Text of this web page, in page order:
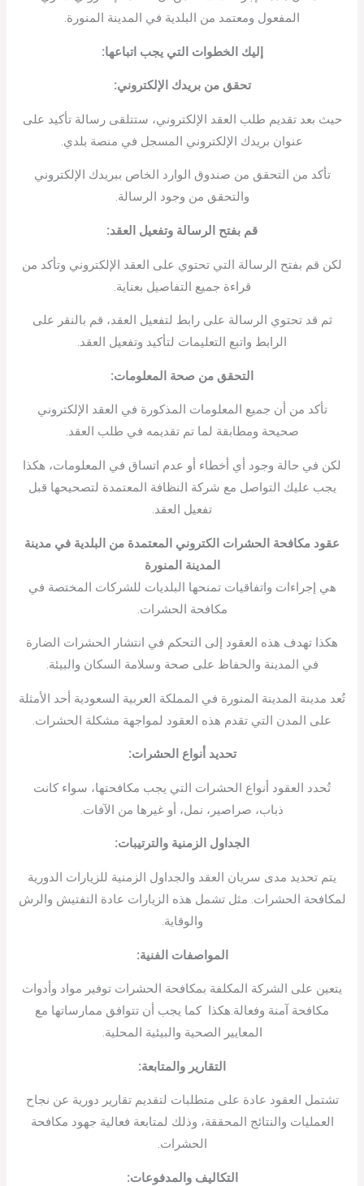
المفعول ومعتمد من البلدية في المدينة المنورة.
إليك الخطوات التي يجب اتباعها:
تحقق من بريدك الإلكتروني:
حيث بعد تقديم طلب العقد الإلكتروني، ستتلقى رسالة تأكيد على
عنوان بريدك الإلكتروني المسجل في منصة بلدي.
تأكد من التحقق من صندوق الوارد الخاص ببريدك الإلكتروني
والتحقق من وجود الرسالة.
قم بفتح الرسالة وتفعيل العقد:
لكن قم بفتح الرسالة التي تحتوي على العقد الإلكتروني وتأكد من
قراءة جميع التفاصيل بعناية.
ثم قد تحتوي الرسالة على رابط لتفعيل العقد، قم بالنقر على
الرابط واتبع التعليمات لتأكيد وتفعيل العقد.
التحقق من صحة المعلومات:
تأكد من أن جميع المعلومات المذكورة في العقد الإلكتروني
صحيحة ومطابقة لما تم تقديمه في طلب العقد.
لكن في حالة وجود أي أخطاء أو عدم اتساق في المعلومات، هكذا
يجب عليك التواصل مع شركة النظافة المعتمدة لتصحيحها قبل
تفعيل العقد.
عقود مكافحة الحشرات الكتروني المعتمدة من البلدية في مدينة
المدينة المنورة
هي إجراءات واتفاقيات تمنحها البلديات للشركات المختصة في
مكافحة الحشرات.
هكذا تهدف هذه العقود إلى التحكم في انتشار الحشرات الضارة
في المدينة والحفاظ على صحة وسلامة السكان والبيئة.
تُعد مدينة المدينة المنورة في المملكة العربية السعودية أحد الأمثلة
على المدن التي تقدم هذه العقود لمواجهة مشكلة الحشرات.
تحديد أنواع الحشرات:
تُحدد العقود أنواع الحشرات التي يجب مكافحتها، سواء كانت
ذباب، صراصير، نمل، أو غيرها من الآفات.
الجداول الزمنية والترتيبات:
يتم تحديد مدى سريان العقد والجداول الزمنية للزيارات الدورية
لمكافحة الحشرات. مثل تشمل هذه الزيارات عادة التفتيش والرش
والوقاية.
المواصفات الفنية:
يتعين على الشركة المكلفة بمكافحة الحشرات توفير مواد وأدوات
مكافحة آمنة وفعالة.هكذا كما يجب أن تتوافق ممارساتها مع
المعايير الصحية والبيئية المحلية.
التقارير والمتابعة:
تشتمل العقود عادة على متطلبات لتقديم تقارير دورية عن نجاح
العمليات والنتائج المحققة، وذلك لمتابعة فعالية جهود مكافحة
الحشرات.
التكاليف والمدفوعات: